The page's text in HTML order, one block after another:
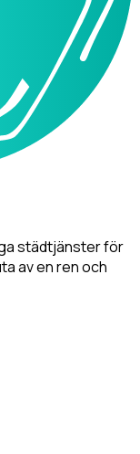
städtjänster för
av en ren och